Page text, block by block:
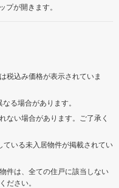
が開きます。
税込み価格が表示されていま
る場合があります。
ない場合があります。ご了承く
ている未入居物件が掲載されてい
件は、全ての住戸に該当しない
ださい。